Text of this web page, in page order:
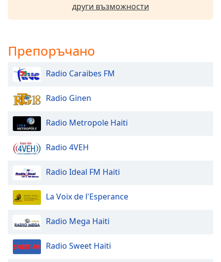
Text
Edge
Style
Font
Family
Done
Modal
Dialog
End
dialog
window.
други възможности
Препоръчано
Radio Caraibes FM
Radio Ginen
Radio Metropole Haiti
Radio 4VEH
Radio Ideal FM Haiti
La Voix de l'Esperance
Radio Mega Haiti
Radio Sweet Haiti